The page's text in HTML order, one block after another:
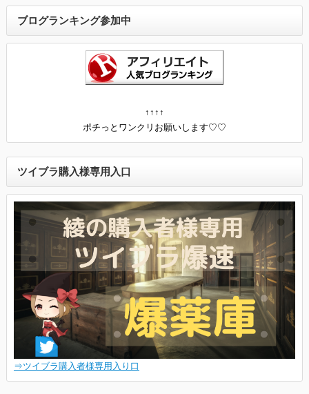
ブログランキング参加中
↑↑↑↑
ポチっとワンクリお願いします♡♡
ツイブラ購入様専用入口
⇒ツイブラ購入者様専用入り口